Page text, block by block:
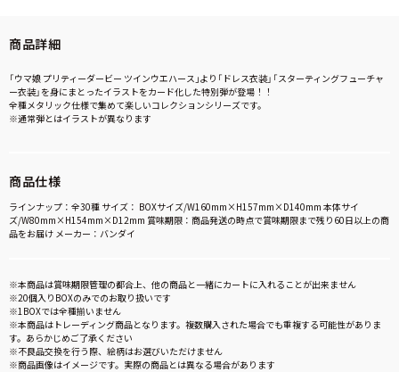
商品詳細
「ウマ娘 プリティーダービー ツインウエハース｣より「ドレス衣装」「スターティングフューチャ
ー衣装」を身にまとったイラストをカード化した特別弾が登場！！
全種メタリック仕様で集めて楽しいコレクションシリーズです。
※通常弾とはイラストが異なります
商品仕様
ラインナップ：全30種 サイズ： BOXサイズ/W160mm×H157mm×D140mm 本体サイ
ズ/W80mm×H154mm×D12mm 賞味期限：商品発送の時点で賞味期限まで残り60日以上の商
品をお届け メーカー：バンダイ
※本商品は賞味期限管理の都合上、他の商品と一緒にカートに入れることが出来ません
※20個入りBOXのみでのお取り扱いです
※1BOXでは全種揃いません
※本商品はトレーディング商品となります。複数購入された場合でも重複する可能性がありま
す。あらかじめご了承ください
※不良品交換を行う際、絵柄はお選びいただけません
※商品画像はイメージです。実際の商品とは異なる場合があります